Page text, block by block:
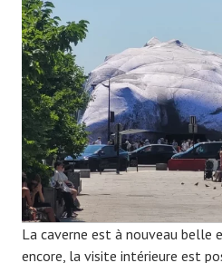
La caverne est à nouveau belle
encore, la visite intérieure est